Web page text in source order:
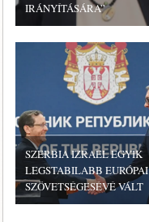
IRÁNYÍTÁSÁRA”
SZERBIA IZRAEL EGYIK
LEGSTABILABB EURÓPAI
SZÖVETSÉGESÉVÉ VÁLT